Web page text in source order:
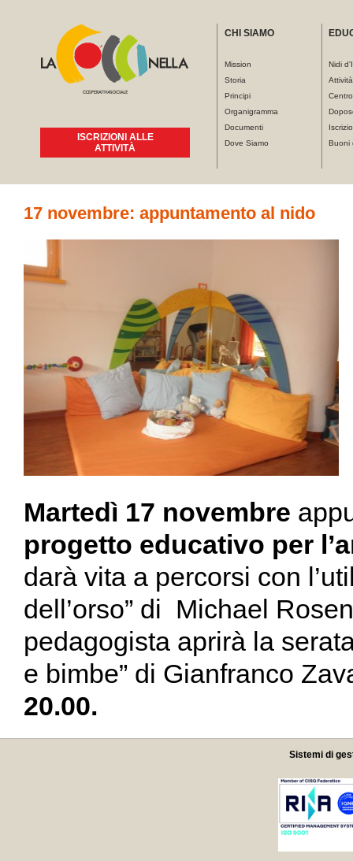
ISCRIZIONI ALLE
ATTIVITÀ
CHI SIAMO
Mission
Storia
Principi
Organigramma
Documenti
Dove Siamo
Nidi
Buoni
Tu sei qui
17 novembre: appuntamento al nido
Martedì 17 novembre
progetto educativo per
darà vita a percorsi con
dell’orso” di Michael
pedagogista aprirà la
e bimbe” di Gianfranco
20.00.
Sistemi di